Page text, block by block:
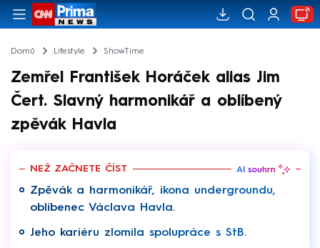
Domů Lifestyle ShowTime
Zemřel František Horáček alias Jim
Čert. Slavný harmonikář a oblíbený
zpěvák Havla
NEŽ ZAČNETE ČÍST
Zpěvák a harmonikář, ikona undergroundu,
oblíbenec Václava Havla.
Jeho kariéru zlomila spolupráce s StB.